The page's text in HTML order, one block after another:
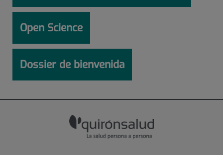
Open Science
Dossier de bienvenida